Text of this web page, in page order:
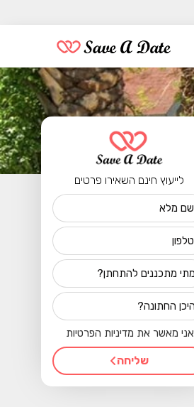
לייעוץ חינם השאירו פרטים
אני מאשר את מדיניות הפרטיות
שליחה